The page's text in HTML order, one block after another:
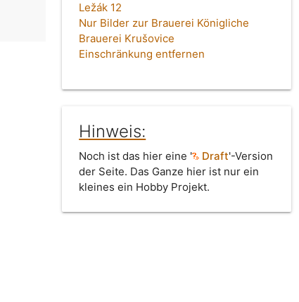
Ležák 12
Nur Bilder zur Brauerei Königliche
Brauerei Krušovice
Einschränkung entfernen
Hinweis:
Noch ist das hier eine ' Draft'-Version
der Seite. Das Ganze hier ist nur ein
kleines ein Hobby Projekt.